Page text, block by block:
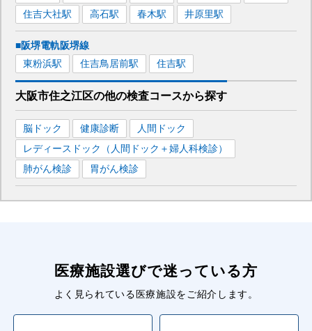
住吉大社駅 高石駅 春木駅 井原里駅
■阪堺電軌阪堺線
東粉浜駅 住吉鳥居前駅 住吉駅
大阪市住之江区の他の検査コースから探す
脳ドック 健康診断
人間ドック
レディースドック（人間ドック＋婦人科検診）
肺がん検診
胃がん検診
医療施設選びで迷っている方
よく見られている医療施設をご紹介します。